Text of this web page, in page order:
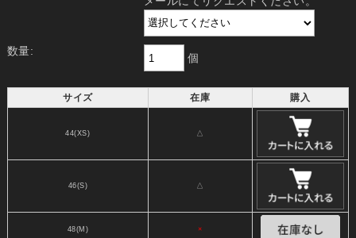
数量:
個
サイズ 在庫 購入
44(XS) △
46(S) △
48(M) ×